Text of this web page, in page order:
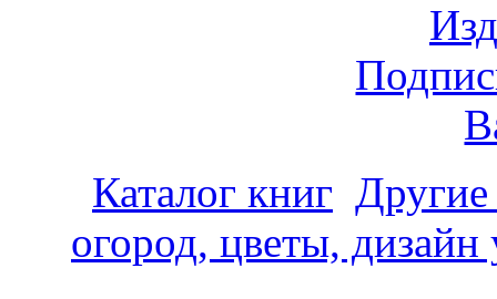
Каталог книг
огород, цветы, дизайн